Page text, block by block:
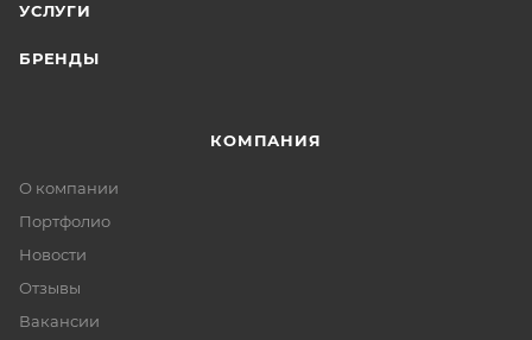
УСЛУГИ
БРЕНДЫ
КОМПАНИЯ
О компании
Портфолио
Новости
Отзывы
Вакансии